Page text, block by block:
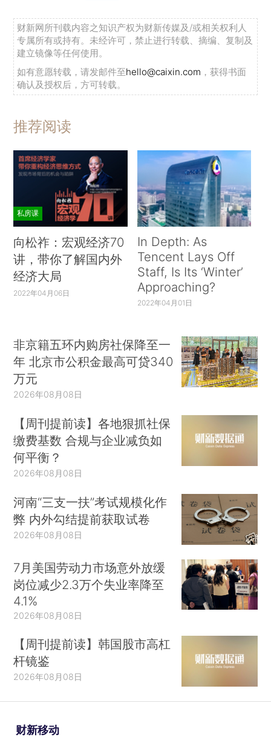
财新网所刊载内容之知识产权为财新传媒及/或相关权利人
专属所有或持有。未经许可，禁止进行转载、摘编、复制及
建立镜像等任何使用。
如有意愿转载，请发邮件至hello@caixin.com ，获得书面
确认及授权后，方可转载。
推荐阅读
私房课
向松祚：宏观经济70
讲，带你了解国内外
经济大局
2022年04月06日
In Depth: As
Tencent Lays Off
Staff, Is Its ‘Winter’
Approaching?
2022年04月01日
非京籍五环内购房社保降至一
年 北京市公积金最高可贷340
万元
2026年08月08日
【周刊提前读】各地狠抓社保
缴费基数 合规与企业减负如
何平衡？
2026年08月08日
河南“三支一扶”考试规模化作
弊 内外勾结提前获取试卷
2026年08月08日
7月美国劳动力市场意外放缓
岗位减少2.3万个失业率降至
4.1%
2026年08月08日
【周刊提前读】韩国股市高杠
杆镜鉴
2026年08月08日
财新移动